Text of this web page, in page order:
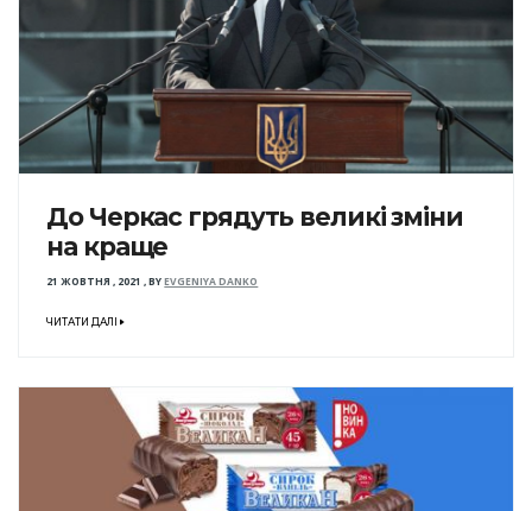
До Черкас грядуть великі зміни
на краще
21 ЖОВТНЯ , 2021 ,BYEVGENIYA DANKO
ЧИТАТИ ДАЛІ